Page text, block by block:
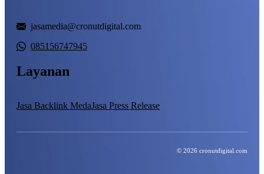
jasamedia@cronutdigital.com
085156747945
Layanan
Jasa Backlink MedaJasa Press Release
© 2026 cronutdigital.com